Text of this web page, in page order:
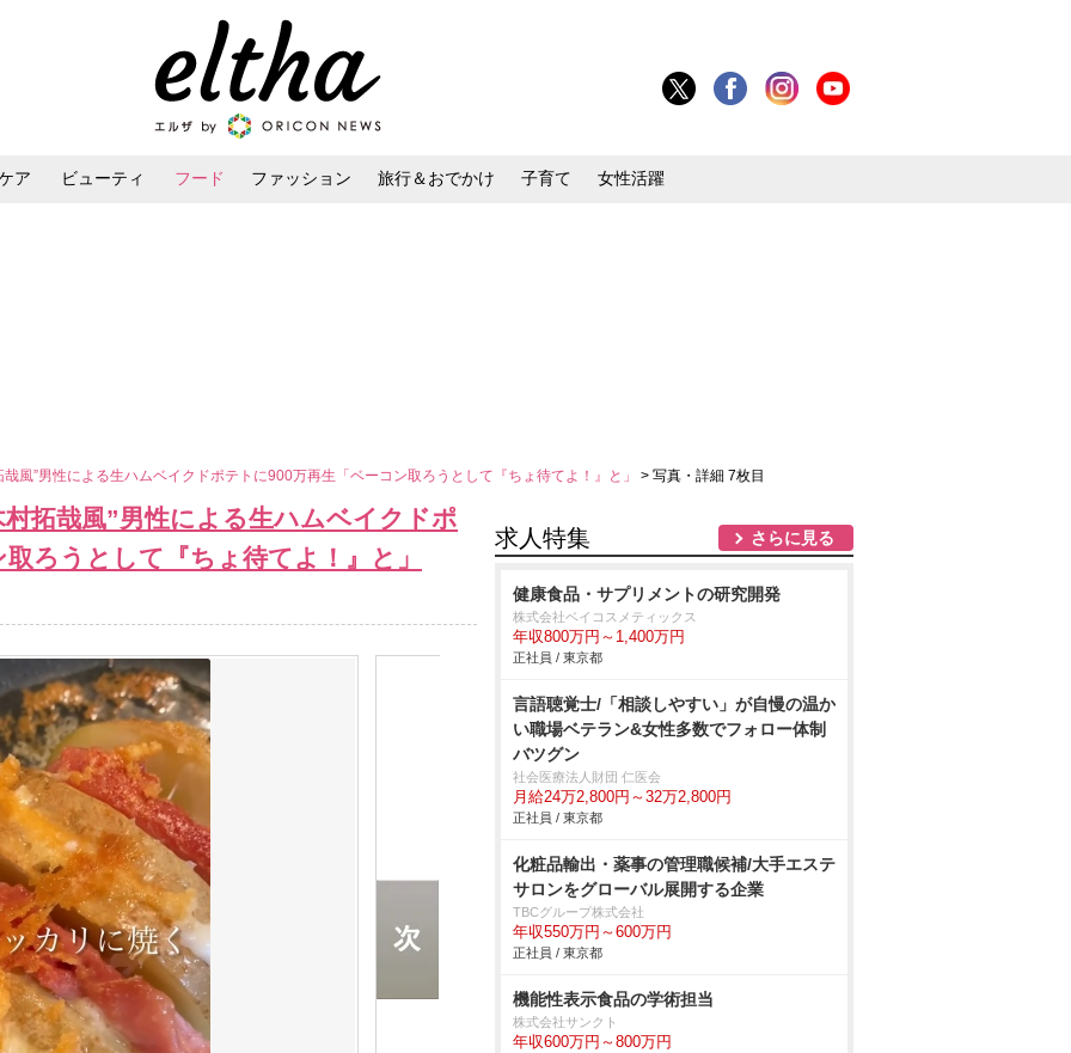
ア ビューティ フード ファッション 旅行＆おでかけ 子育て 女性活躍
風”男性による生ハムベイクドポテトに900万再生「ベーコン取ろうとして『ちょ待てよ！』と」 > 写真・詳細 7枚目
拓哉風”男性による生ハムベイクドポ
ろうとして『ちょ待てよ！』と」
求人特集 さらに見る
健康食品・サプリメントの研究開発
株式会社ベイコスメティックス
年収800万円～1,400万円
正社員 / 東京都
言語聴覚士/「相談しやすい」が自慢の温か
い職場ベテラン&女性多数でフォロー体制
バツグン
社会医療法人財団 仁医会
月給24万2,800円～32万2,800円
正社員 / 東京都
化粧品輸出・薬事の管理職候補/大手エステ
サロンをグローバル展開する企業
TBCグループ株式会社
年収550万円～600万円
正社員 / 東京都
機能性表示食品の学術担当
株式会社サンクト
年収600万円～800万円